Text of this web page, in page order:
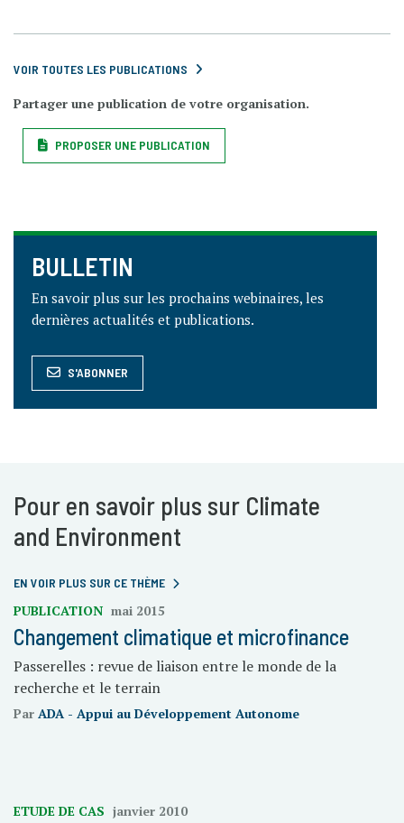
VOIR TOUTES LES PUBLICATIONS
Partager une publication de votre organisation.
PROPOSER UNE PUBLICATION
BULLETIN
En savoir plus sur les prochains webinaires, les
dernières actualités et publications.
S'ABONNER
Pour en savoir plus sur Climate
and Environment
EN VOIR PLUS SUR CE THÈME
PUBLICATION mai 2015
Changement climatique et microfinance
Passerelles : revue de liaison entre le monde de la
recherche et le terrain
Par ADA - Appui au Développement Autonome
ETUDE DE CAS janvier 2010